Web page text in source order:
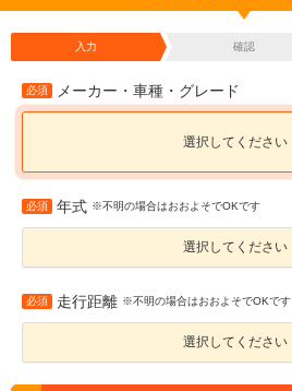
入力 確認
必須 メーカー・車種・グレード
選択してください
必須 年式 ※不明の場合はおおよそでOKです
選択してください
必須 走行距離 ※不明の場合はおおよそでOKです
選択してください